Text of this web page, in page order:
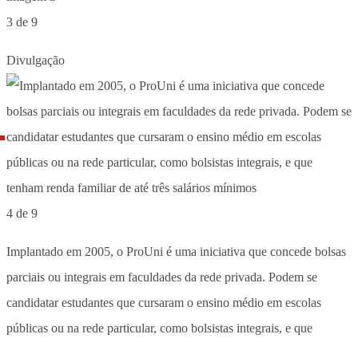
3 de 9
Divulgação
4 de 9
Implantado em 2005, o ProUni é uma iniciativa que concede bolsas
parciais ou integrais em faculdades da rede privada. Podem se
candidatar estudantes que cursaram o ensino médio em escolas
públicas ou na rede particular, como bolsistas integrais, e que